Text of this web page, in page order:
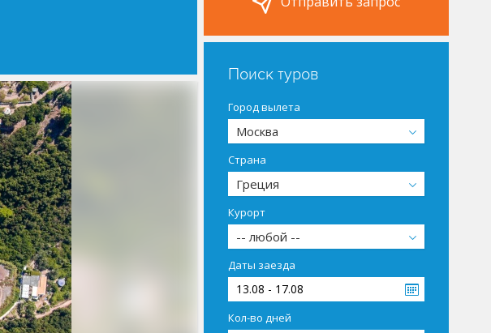
Поиск туров
Город вылета
Москва
Страна
Греция
Курорт
-- любой --
Даты заезда
13.08 - 17.08
Кол-во дней